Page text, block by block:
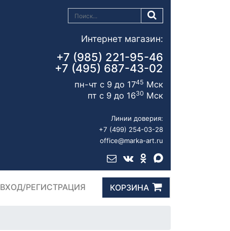
Интернет магазин:
+7 (985) 221-95-46
+7 (495) 687-43-02
пн-чт с 9 до 1745 Мск
пт с 9 до 1630 Мск
Линии доверия:
+7 (499) 254-03-28
office@marka-art.ru
ВХОД/РЕГИСТРАЦИЯ КОРЗИНА